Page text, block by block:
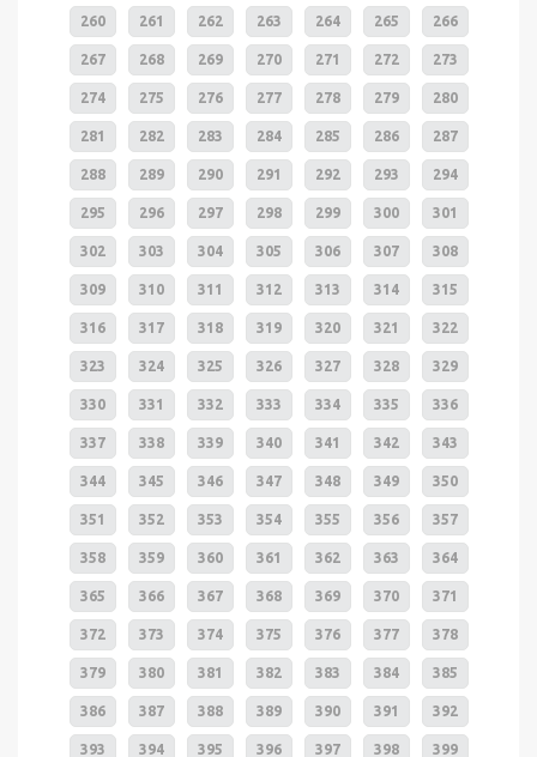
260 261 262 263 264 265 266
267 268 269 270 271 272 273
274 275 276 277 278 279 280
281 282 283 284 285 286 287
288 289 290 291 292 293 294
295 296 297 298 299 300 301
302 303 304 305 306 307 308
309 310 311 312 313 314 315
316 317 318 319 320 321 322
323 324 325 326 327 328 329
330 331 332 333 334 335 336
337 338 339 340 341 342 343
344 345 346 347 348 349 350
351 352 353 354 355 356 357
358 359 360 361 362 363 364
365 366 367 368 369 370 371
372 373 374 375 376 377 378
379 380 381 382 383 384 385
386 387 388 389 390 391 392
393 394 395 396 397 398 399